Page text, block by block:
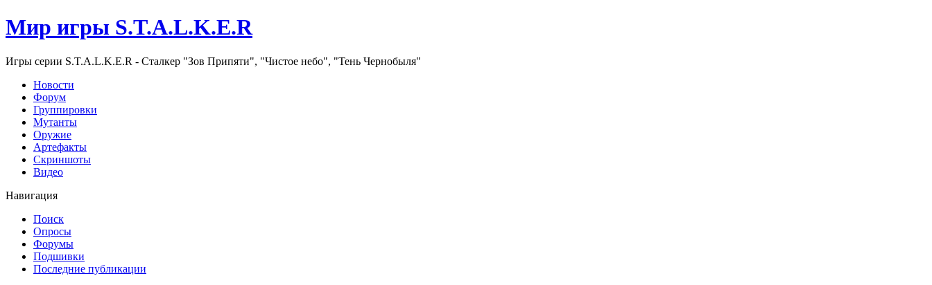
Мир игры S.T.A.L.K.E.R
Игры серии S.T.A.L.K.E.R - Сталкер "Зов Припяти", "Чистое небо", "Тень Чернобыля"
Новости
Форум
Группировки
Мутанты
Оружие
Артефакты
Скриншоты
Видео
Навигация
Поиск
Опросы
Форумы
Подшивки
Последние публикации